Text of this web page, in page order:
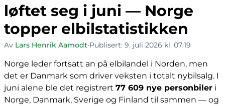
løftet seg i juni — Norge
topper elbilstatistikken
Av Lars Henrik Aamodt•Publisert: 9. juli 2026 kl. 07:19
Norge leder fortsatt an på elbilandel i Norden, men
det er Danmark som driver veksten i totalt nybilsalg. I
juni alene ble det registrert 77 609 nye personbiler i
Norge, Danmark, Sverige og Finland til sammen — og